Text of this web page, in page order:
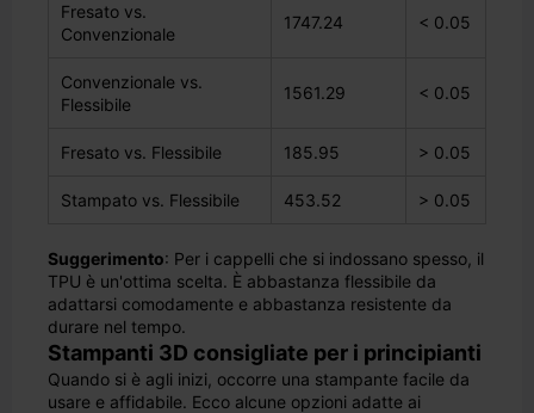
Fresato vs.
Convenzionale
1747.24 < 0.05
Convenzionale vs.
Flessibile
1561.29 < 0.05
Fresato vs. Flessibile 185.95 > 0.05
Stampato vs. Flessibile 453.52 > 0.05
Suggerimento: Per i cappelli che si indossano spesso, il
TPU è un'ottima scelta. È abbastanza flessibile da
adattarsi comodamente e abbastanza resistente da
durare nel tempo.
Stampanti 3D consigliate per i principianti
Quando si è agli inizi, occorre una stampante facile da
usare e affidabile. Ecco alcune opzioni adatte ai